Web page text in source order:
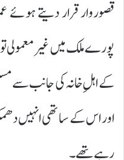
قصوروار قرار دیتے ہوئے
پورے ملک میں غیر معمولی
کے اہلِ خانہ کی جانب سے
اور اس کے ساتھی انہیں
رہے تھے۔